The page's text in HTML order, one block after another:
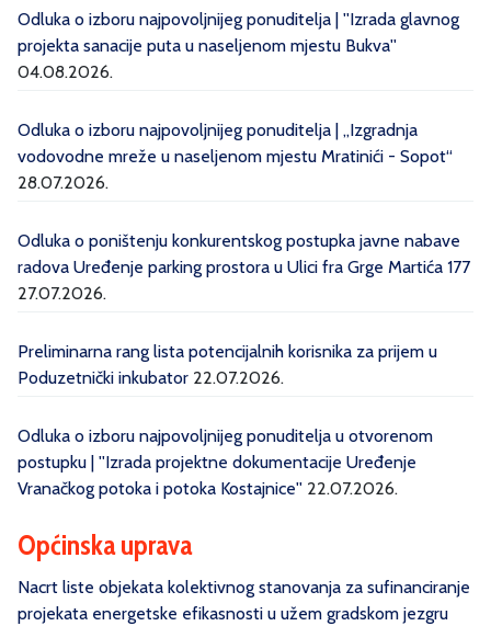
Odluka o izboru najpovoljnijeg ponuditelja | ''Izrada glavnog
projekta sanacije puta u naseljenom mjestu Bukva''
04.08.2026.
Odluka o izboru najpovoljnijeg ponuditelja | „Izgradnja
vodovodne mreže u naseljenom mjestu Mratinići - Sopot“
28.07.2026.
Odluka o poništenju konkurentskog postupka javne nabave
radova Uređenje parking prostora u Ulici fra Grge Martića 177
27.07.2026.
Preliminarna rang lista potencijalnih korisnika za prijem u
Poduzetnički inkubator 22.07.2026.
Odluka o izboru najpovoljnijeg ponuditelja u otvorenom
postupku | ''Izrada projektne dokumentacije Uređenje
Vranačkog potoka i potoka Kostajnice'' 22.07.2026.
Općinska uprava
Nacrt liste objekata kolektivnog stanovanja za sufinanciranje
projekata energetske efikasnosti u užem gradskom jezgru